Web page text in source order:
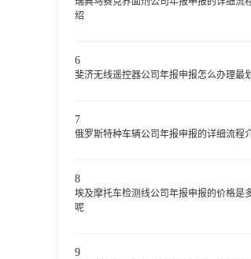
绍
6
斐济无线遥控器公司年报申报怎么办理最
7
俄罗斯特种车辆公司年报申报的详细流程
8
埃及摩托车检测线公司年报申报的价格是
呢
9